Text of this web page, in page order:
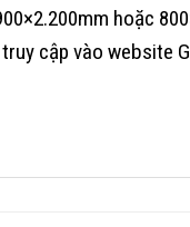
hoặc
cập vào website